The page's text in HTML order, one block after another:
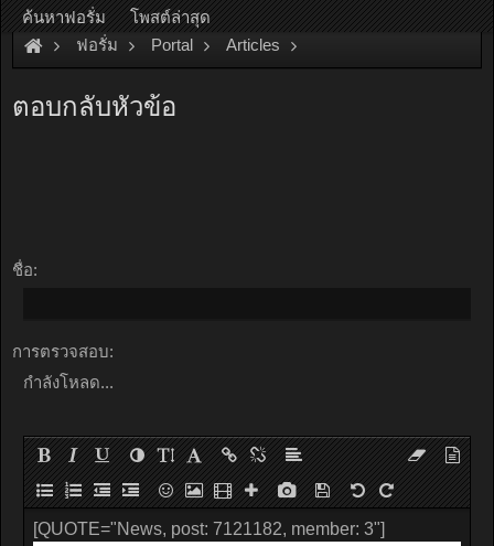
ฟอรั่ม Portal Articles
ตอบกลับหัวข้อ
ชื่อ:
การตรวจสอบ:
กำลังโหลด...
ค้นหาฟอรั่ม โพสต์ล่าสุด